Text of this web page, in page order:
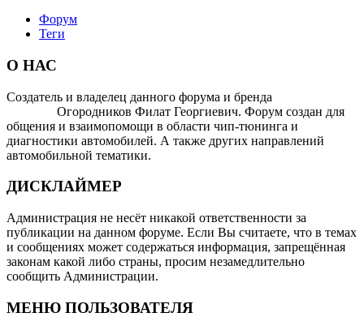
Форум
Теги
О НАС
Создатель и владелец данного форума и бренда
Огородников Филат Георгиевич. Форум создан для
общения и взаимопомощи в области чип-тюнинга и
диагностики автомобилей. А также других направлений
автомобильной тематики.
ДИСКЛАЙМЕР
Администрация не несёт никакой ответственности за
публикации на данном форуме. Если Вы считаете, что в темах
и сообщениях может содержаться информация, запрещённая
законам какой либо страны, просим незамедлительно
сообщить Администрации.
МЕНЮ ПОЛЬЗОВАТЕЛЯ